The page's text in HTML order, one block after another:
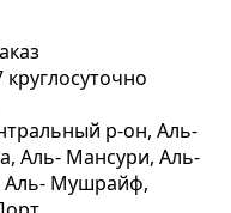
круглосуточно
р-он, Аль-
Аль- Мансури, Аль-
Мушрайф,